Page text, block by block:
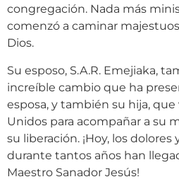
congregación. Nada más
comenzó a caminar
Dios.
Su esposo, S.A.R. Emejiaka,
increíble cambio que ha
esposa, y también su hija,
Unidos para acompañar a su
su liberación. ¡Hoy, los
durante tantos años han
Maestro Sanador Jesús!